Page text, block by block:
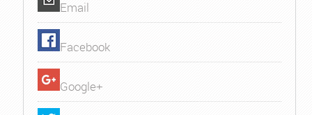
Email
Facebook
Google+